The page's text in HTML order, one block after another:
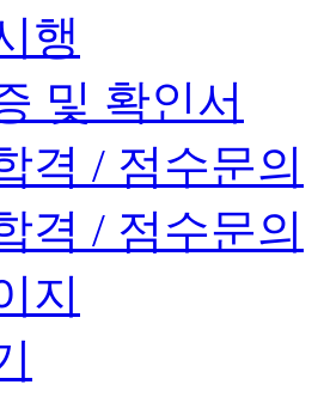
행
및 확인서
격 / 점수문의
격 / 점수문의
지